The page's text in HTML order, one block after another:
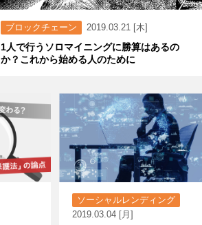
ブロックチェーン 2019.03.21 [木]
1人で行うソロマイニングに勝算はあるの
か？これから始める人のために
ソーシャルレンディング
2019.03.04 [月]